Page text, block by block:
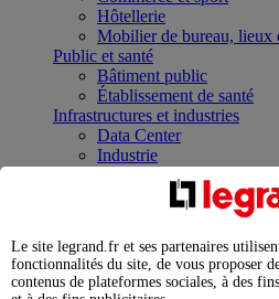
Hôtellerie
Mobilier de bureau, lieux
Public et santé
Bâtiment public
Établissement de santé
Infrastructures et industries
Data Center
Industrie
Infrastructures
Contrôler et planifier le
Répartir et optimiser son
Legrand Data Center
expertises au service de
Le site legrand.fr et ses partenaires
fonctionnalités du site, de vous proposer
contenus de plateformes sociales, à des